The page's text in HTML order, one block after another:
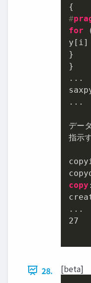
#
for
y[i]
}
}
...
...
デー
指示
copy
27
28. [beta]